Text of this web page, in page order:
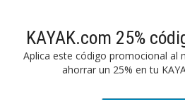
KAYAK.com 25%
Aplica este código promocional al
ahorrar un 25% en tu